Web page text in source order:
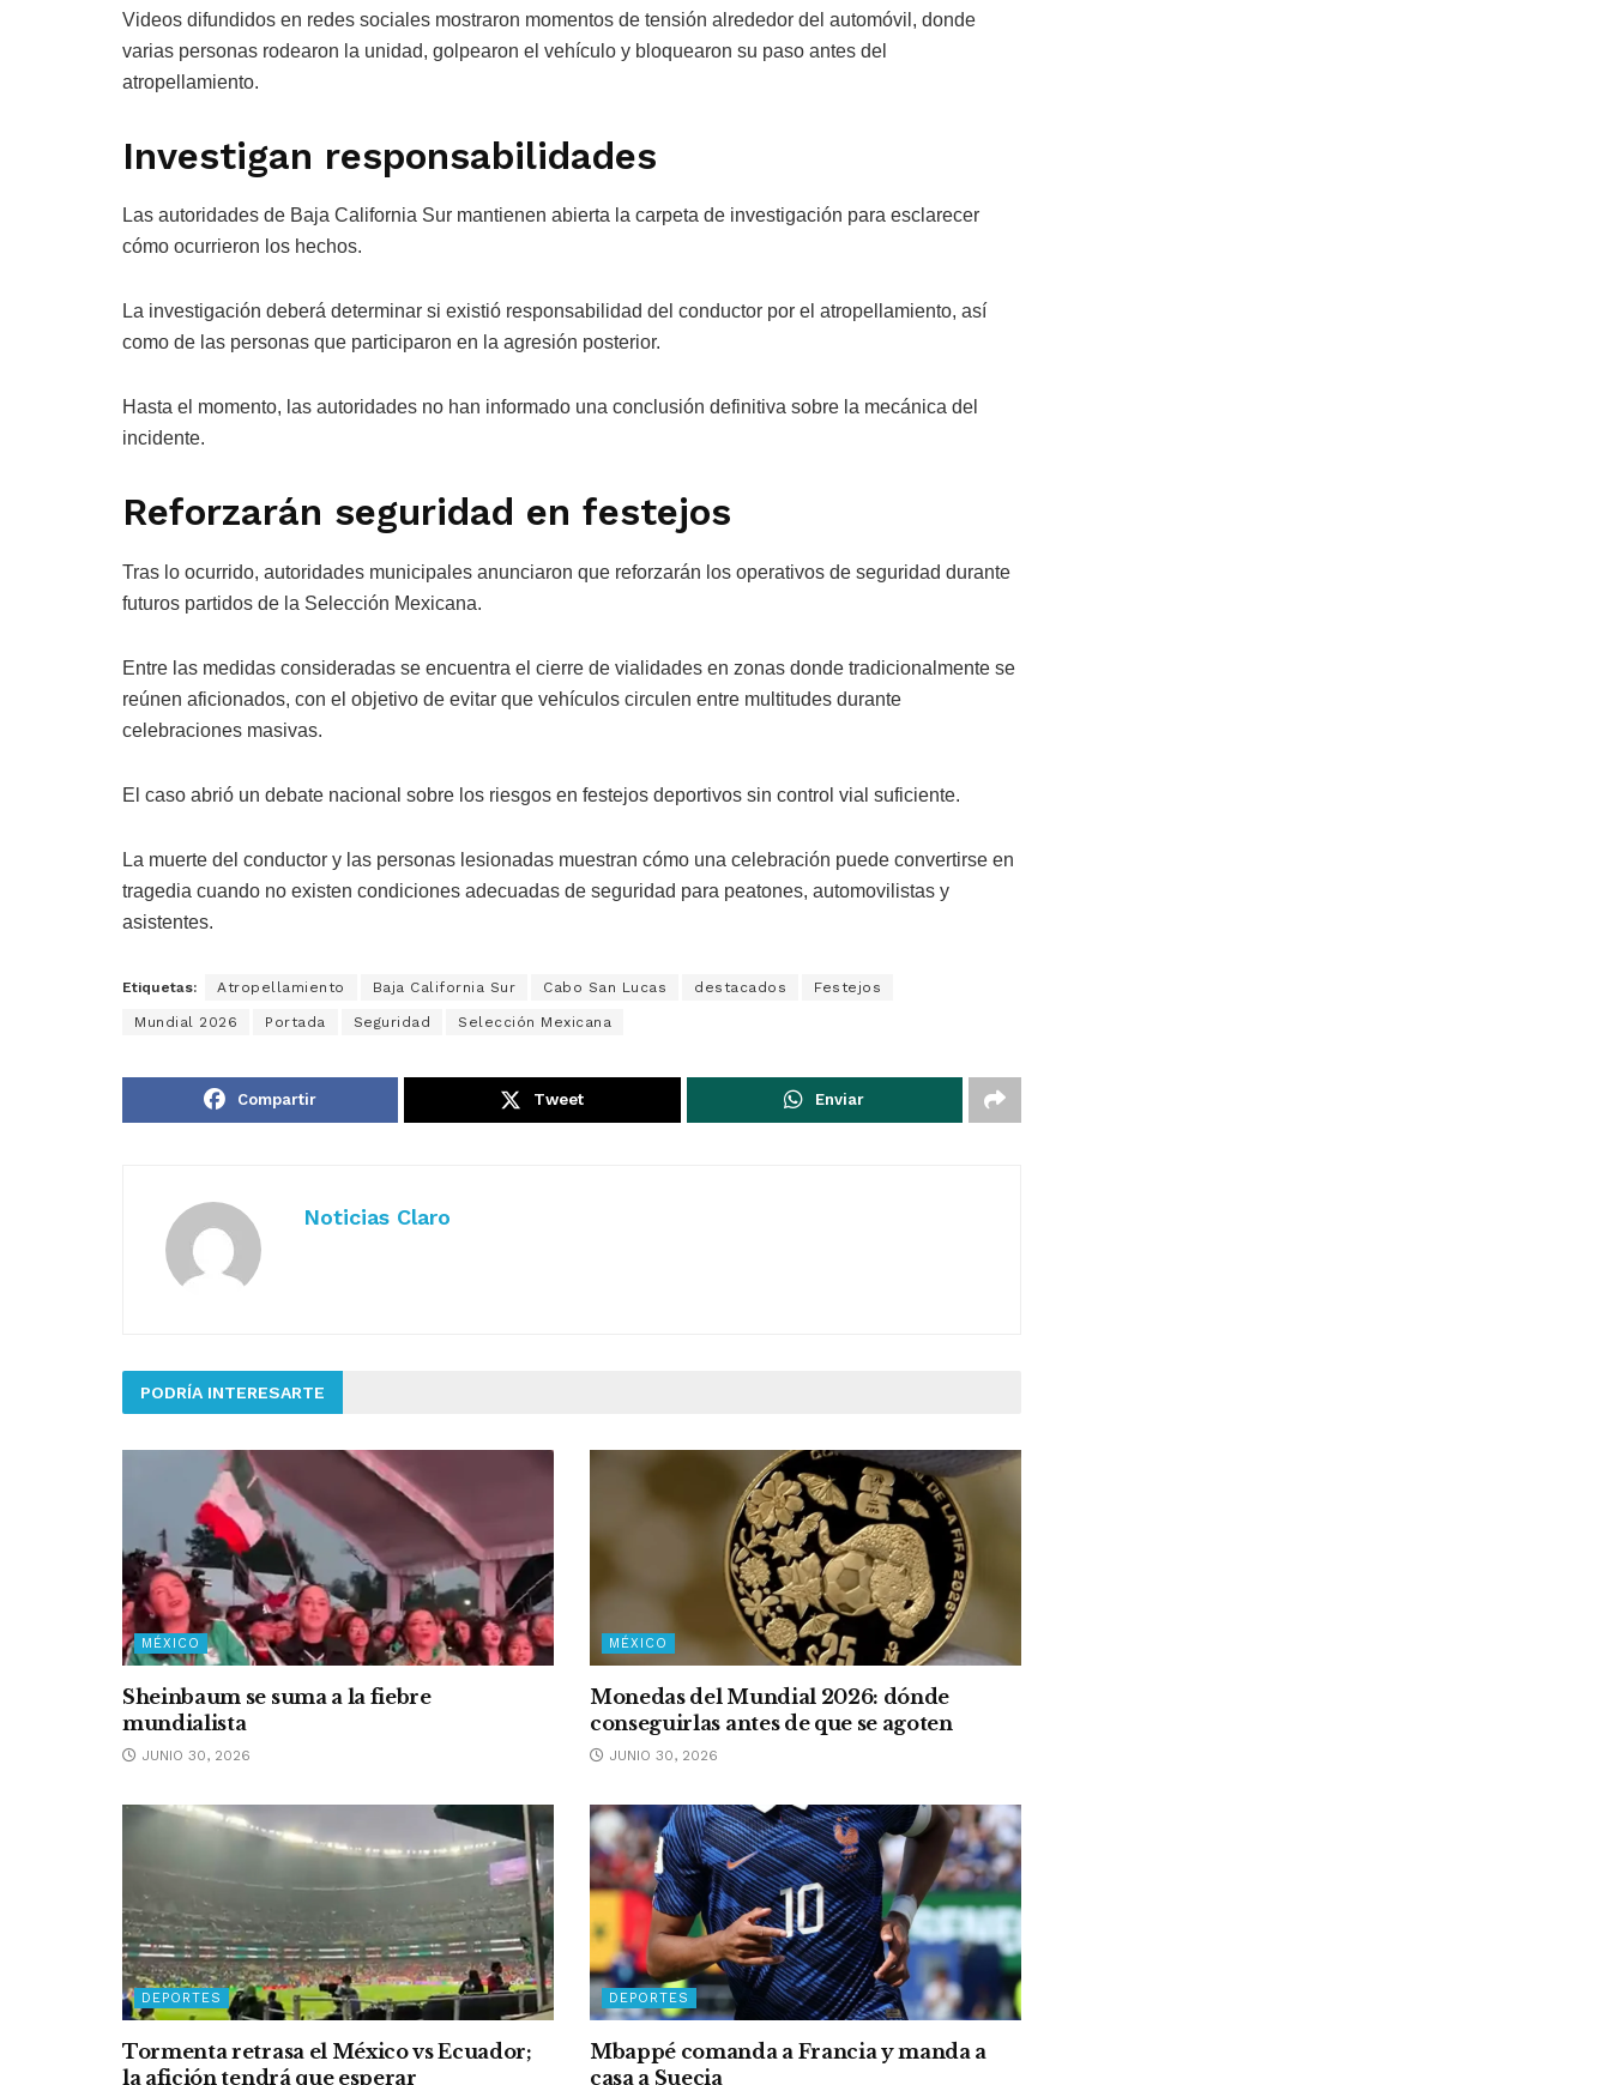
Videos difundidos en redes sociales mostraron momentos de tensión alrededor del automóvil, donde
varias personas rodearon la unidad, golpearon el vehículo y bloquearon su paso antes del
atropellamiento.
Investigan responsabilidades
Las autoridades de Baja California Sur mantienen abierta la carpeta de investigación para esclarecer
cómo ocurrieron los hechos.
La investigación deberá determinar si existió responsabilidad del conductor por el atropellamiento, así
como de las personas que participaron en la agresión posterior.
Hasta el momento, las autoridades no han informado una conclusión definitiva sobre la mecánica del
incidente.
Reforzarán seguridad en festejos
Tras lo ocurrido, autoridades municipales anunciaron que reforzarán los operativos de seguridad durante
futuros partidos de la Selección Mexicana.
Entre las medidas consideradas se encuentra el cierre de vialidades en zonas donde tradicionalmente se
reúnen aficionados, con el objetivo de evitar que vehículos circulen entre multitudes durante
celebraciones masivas.
El caso abrió un debate nacional sobre los riesgos en festejos deportivos sin control vial suficiente.
La muerte del conductor y las personas lesionadas muestran cómo una celebración puede convertirse en
tragedia cuando no existen condiciones adecuadas de seguridad para peatones, automovilistas y
asistentes.
Etiquetas: Atropellamiento Baja California Sur Cabo San Lucas destacados Festejos
Mundial 2026 Portada Seguridad Selección Mexicana
Compartir Tweet Enviar
Noticias Claro
PODRÍA INTERESARTE
MÉXICO
Sheinbaum se suma a la fiebre
mundialista
JUNIO 30, 2026
MÉXICO
Monedas del Mundial 2026: dónde
conseguirlas antes de que se agoten
JUNIO 30, 2026
DEPORTES
Tormenta retrasa el México vs Ecuador;
la afición tendrá que esperar
DEPORTES
Mbappé comanda a Francia y manda a
casa a Suecia